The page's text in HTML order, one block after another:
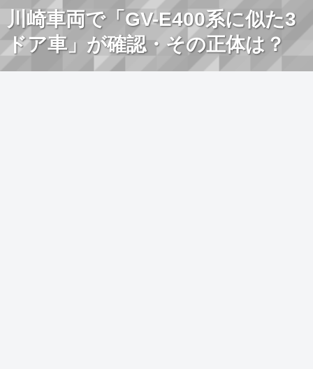
川崎車両で「GV-E400系に似た3
ドア車」が確認・その正体は？